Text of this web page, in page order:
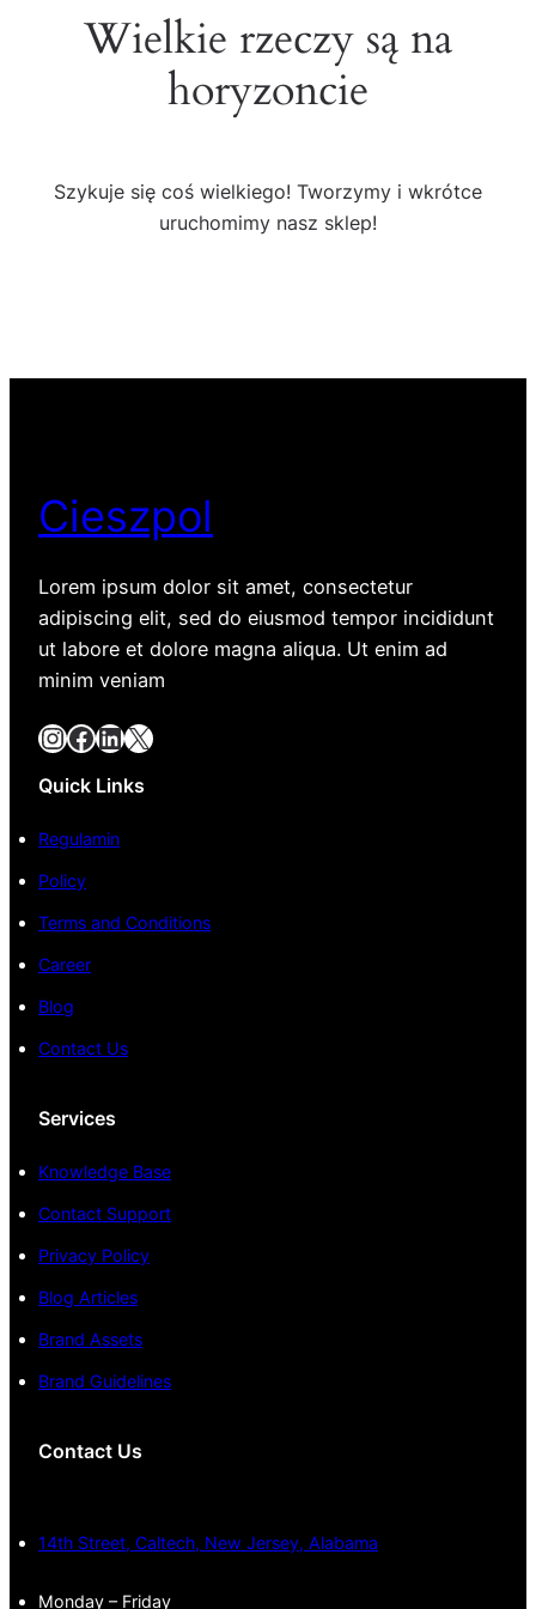
Wielkie rzeczy są na
horyzoncie
Szykuje się coś wielkiego! Tworzymy i wkrótce
uruchomimy nasz sklep!
Cieszpol
Lorem ipsum dolor sit amet, consectetur
adipiscing elit, sed do eiusmod tempor incididunt
ut labore et dolore magna aliqua. Ut enim ad
minim veniam
InstagramFacebook LinkedIn X
Quick Links
Regulamin
Policy
Terms and Conditions
Career
Blog
Contact Us
Services
Knowledge Base
Contact Support
Privacy Policy
Blog Articles
Brand Assets
Brand Guidelines
Contact Us
14th Street, Caltech, New Jersey, Alabama
Monday – Friday